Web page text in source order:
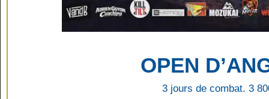
OPEN
3 jours de combat. 3